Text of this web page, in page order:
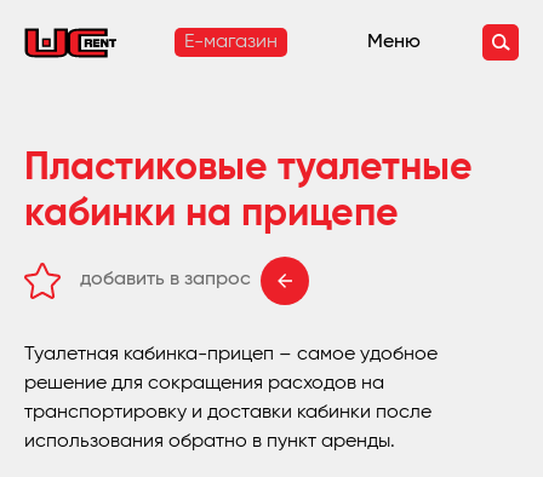
E-магазин Меню
Пластиковые туалетные
кабинки на прицепе
добавить в запрос
Туалетная кабинка-прицеп – самое удобное
решение для сокращения расходов на
транспортировку и доставки кабинки после
использования обратно в пункт аренды.